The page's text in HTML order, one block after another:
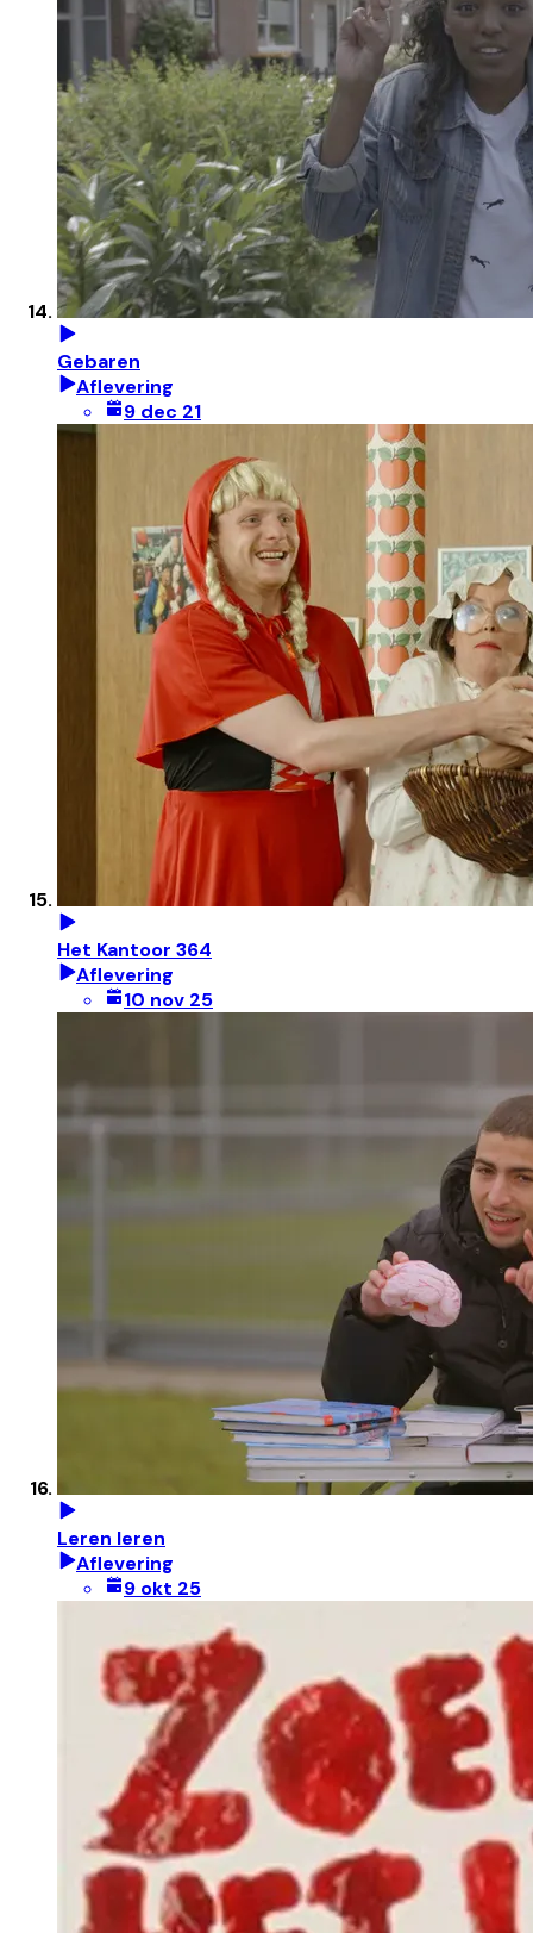
Gebaren
Aflevering
9 dec 21
Het Kantoor 364
Aflevering
10 nov 25
Leren leren
Aflevering
9 okt 25